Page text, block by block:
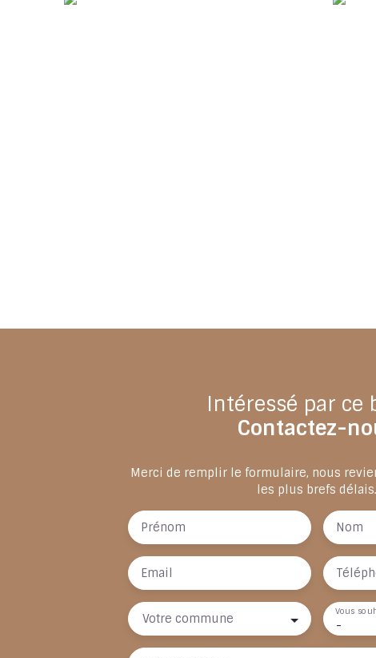
Intéressé par ce
Contactez-
Merci de remplir le formulaire, nous
les plus brefs délais.
Prénom Nom
Email
Votre commune -
Vous